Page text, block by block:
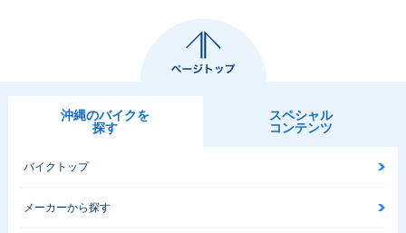
沖縄のバイクを
探す
スペシャル
コンテンツ
バイクトップ
メーカーから探す